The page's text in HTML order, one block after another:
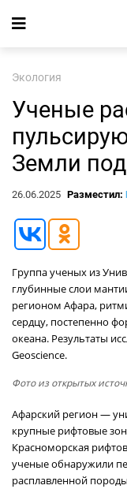
Экология
Ученые
Земли
26.06.2025 Разместил:
Группа ученых из
глубинные слои
регионом Афара,
сердцу, постепенно
океана. Результаты
Geoscience.
Фото из открытых
Афарский регион —
крупные рифтовые
Красноморская
ученые обнаружили
расплавленной